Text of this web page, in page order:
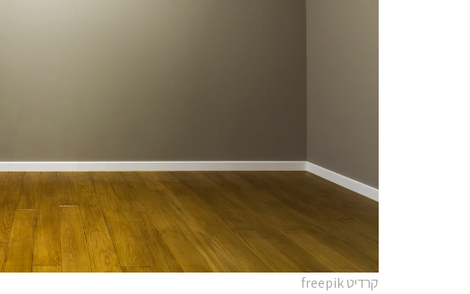
קרדיט freepik